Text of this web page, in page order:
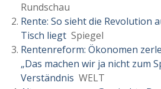
Rundschau
Rente: So sieht die Revolution
Tisch liegt Spiegel
Rentenreform: Ökonomen
„Das machen wir ja nicht zum
Verständnis WELT